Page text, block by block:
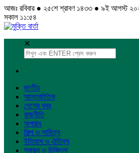
আজঃ রবিবার ● ২৫শে শ্রাবণ ১৪৩৩ ● ৯ই আগস্ট
সকাল ১১:৫৪
✕
জাতীয়
আন্তর্জাতিক
দেশের খবর
রাজনীতি
অপরাধ
শিল্প ও সাহিত্য
ইতিহাস ও ঐতিহ্য
স্বাস্থ্য ও চিকিৎসা